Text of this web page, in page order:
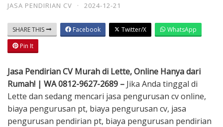
JASA PENDIRIAN CV · 2024-12-21
SHARE THIS Facebook Twitter/X
WhatsApp
Pin It
Jasa Pendirian CV Murah di Lette, Online Hanya dari
Rumah! | WA 0812-9627-2689 – Jika Anda tinggal di
Lette dan sedang mencari jasa pengurusan cv online,
biaya pengurusan pt, biaya pengurusan cv, jasa
pengurusan pendirian pt, biaya pengurusan pendirian